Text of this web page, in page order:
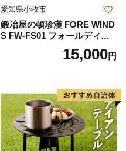
愛知県小牧市
鍛冶屋の頓珍漢 FORE WIND
S FW-FS01 フォールディン
グ キャンプストーブ専用 五
15,000円